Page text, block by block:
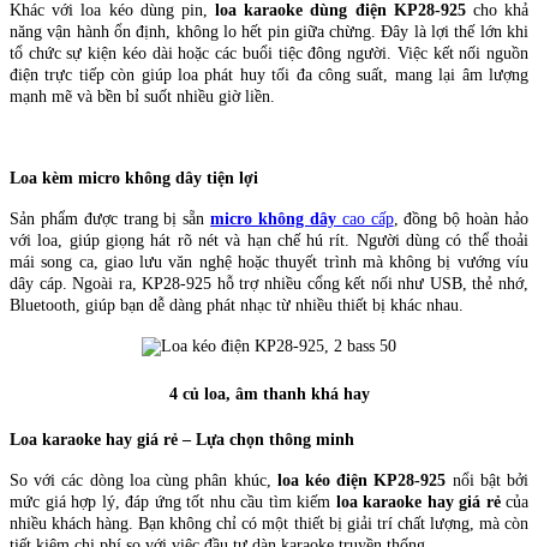
Khác với loa kéo dùng pin, loa karaoke dùng điện KP28-925cho khả
năng vận hành ổn định, không lo hết pin giữa chừng. Đây là lợi thế lớn khi
tổ chức sự kiện kéo dài hoặc các buổi tiệc đông người. Việc kết nối nguồn
điện trực tiếp còn giúp loa phát huy tối đa công suất, mang lại âm lượng
mạnh mẽ và bền bỉ suốt nhiều giờ liền.
Loa kèm micro không dây tiện lợi
Sản phẩm được trang bị sẵnmicro không dâycao cấp, đồng bộ hoàn hảo
với loa, giúp giọng hát rõ nét và hạn chế hú rít. Người dùng có thể thoải
mái song ca, giao lưu văn nghệ hoặc thuyết trình mà không bị vướng víu
dây cáp. Ngoài ra, KP28-925 hỗ trợ nhiều cổng kết nối như USB, thẻ nhớ,
Bluetooth, giúp bạn dễ dàng phát nhạc từ nhiều thiết bị khác nhau.
4 củ loa, âm thanh khá hay
Loa karaoke hay giá rẻ – Lựa chọn thông minh
So với các dòng loa cùng phân khúc, loa kéo điện KP28-925 nổi bật bởi
mức giá hợp lý, đáp ứng tốt nhu cầu tìm kiếm loa karaoke hay giá rẻcủa
nhiều khách hàng. Bạn không chỉ có một thiết bị giải trí chất lượng, mà còn